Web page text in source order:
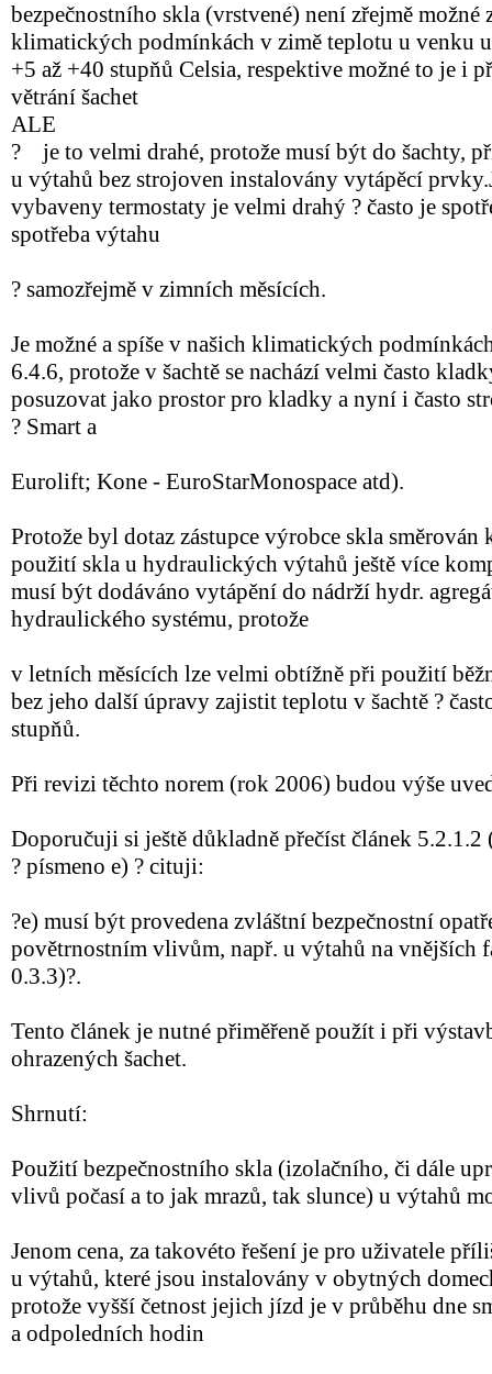
bezpečnostního skla (vrstvené) není zřejmě možné
klimatických podmínkách v zimě teplotu u venku
+5 až +40 stupňů Celsia, respektive možné to je i
větrání šachet
ALE
? je to velmi drahé, protože musí být do šachty,
u výtahů bez strojoven instalovány vytápěcí
vybaveny termostaty je velmi drahý ? často je
spotřeba výtahu
? samozřejmě v zimních měsících.
Je možné a spíše v našich klimatických
6.4.6, protože v šachtě se nachází velmi často
posuzovat jako prostor pro kladky a nyní i často
? Smart a
Eurolift; Kone - EuroStarMonospace atd).
Protože byl dotaz zástupce výrobce skla směrován
použití skla u hydraulických výtahů ještě více
musí být dodáváno vytápění do nádrží hydr.
hydraulického systému, protože
v letních měsících lze velmi obtížně při použití
bez jeho další úpravy zajistit teplotu v šachtě ?
stupňů.
Při revizi těchto norem (rok 2006) budou výše
Doporučuji si ještě důkladně přečíst článek
? písmeno e) ? cituji:
?e) musí být provedena zvláštní bezpečnostní
povětrnostním vlivům, např. u výtahů na vnějších
0.3.3)?.
Tento článek je nutné přiměřeně použít i při
ohrazených šachet.
Shrnutí:
Použití bezpečnostního skla (izolačního, či dále
vlivů počasí a to jak mrazů, tak slunce) u výtahů
Jenom cena, za takovéto řešení je pro uživatele
u výtahů, které jsou instalovány v obytných
protože vyšší četnost jejich jízd je v průběhu dne
a odpoledních hodin